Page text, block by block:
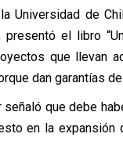
Universidad de
presentó el libro
que llevan
dan garantías
señaló que debe
en la expansión